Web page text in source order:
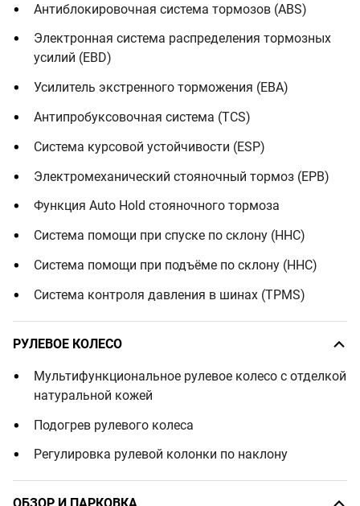
Антиблокировочная система тормозов (ABS)
Электронная система распределения тормозных
усилий (EBD)
Усилитель экстренного торможения (EBA)
Антипробуксовочная система (TCS)
Система курсовой устойчивости (ESP)
Электромеханический стояночный тормоз (EPB)
Функция Auto Hold стояночного тормоза
Система помощи при спуске по склону (HHC)
Система помощи при подъёме по склону (HHC)
Система контроля давления в шинах (TPMS)
РУЛЕВОЕ КОЛЕСО
Мультифункциональное рулевое колесо с отделкой
натуральной кожей
Подогрев рулевого колеса
Регулировка рулевой колонки по наклону